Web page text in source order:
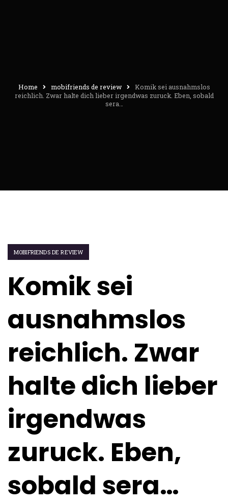
Home mobifriends de review
Komik sei ausnahmslos
reichlich. Zwar halte dich lieber irgendwas zuruck. Eben, sobald
sera…
MOBIFRIENDS DE REVIEW
Komik sei
ausnahmslos
reichlich. Zwar
halte dich lieber
irgendwas
zuruck. Eben,
sobald sera…